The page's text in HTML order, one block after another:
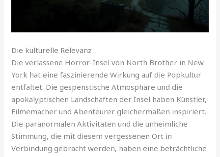
Die kulturelle Relevanz
Die verlassene Horror-Insel von North Brother in New
York hat eine faszinierende Wirkung auf die Popkultur
entfaltet. Die gespenstische Atmosphäre und die
apokalyptischen Landschaften der Insel haben Künstler,
Filmemacher und Abenteurer gleichermaßen inspiriert.
Die paranormalen Aktivitäten und die unheimliche
Stimmung, die mit diesem vergessenen Ort in
Verbindung gebracht werden, haben eine beträchtliche